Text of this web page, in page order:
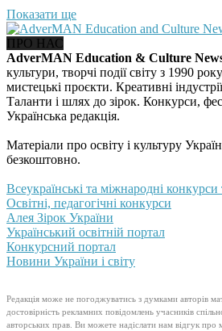
Показати ще
ПРО НАС
AdverMAN Education & Culture
культури, творчі події світу з 1990
мистецькі проєкти. Креативні
Таланти і шлях до зірок. Конкурси,
Українська редакція.
Матеріали про освіту і культуру
безкоштовно.
Всеукраїнські та міжнародні конкурси
Освітні, педагогічні конкурси
Алея Зірок України
Український освітній портал
Конкурсний портал
Новини України і світу
Редакція може не погоджуватись з думками авторів
достовірність рекламних повідомлень учасників
авторських прав. Ви можете надіслати нам відгук